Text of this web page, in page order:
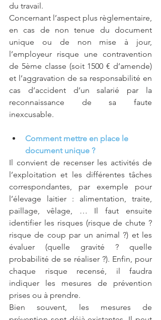
du travail.
Concernant l’aspect plus règlementaire,
en cas de non tenue du document
unique ou de non mise à jour,
l’employeur risque une contravention
de 5ème classe (soit 1500 € d’amende)
et l’aggravation de sa responsabilité en
cas d’accident d’un salarié par la
reconnaissance de sa faute
inexcusable.
Comment mettre en place le
document unique ?
Il convient de recenser les activités de
l’exploitation et les différentes tâches
correspondantes, par exemple pour
l’élevage laitier : alimentation, traite,
paillage, vêlage, … Il faut ensuite
identifier les risques (risque de chute ?
risque de coup par un animal ?) et les
évaluer (quelle gravité ? quelle
probabilité de se réaliser ?). Enfin, pour
chaque risque recensé, il faudra
indiquer les mesures de prévention
prises ou à prendre.
Bien souvent, les mesures de